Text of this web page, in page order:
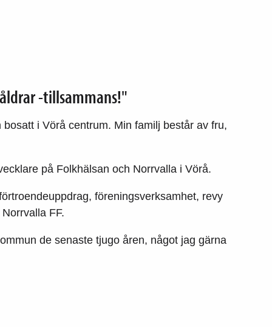
-tillsammans!"
i Vörå centrum. Min familj består av fru,
på Folkhälsan och Norrvalla i Vörå.
föreningsverksamhet, revy
FF.
de senaste tjugo åren, något jag gärna